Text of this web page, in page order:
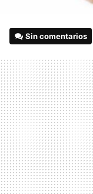
Sin comentarios